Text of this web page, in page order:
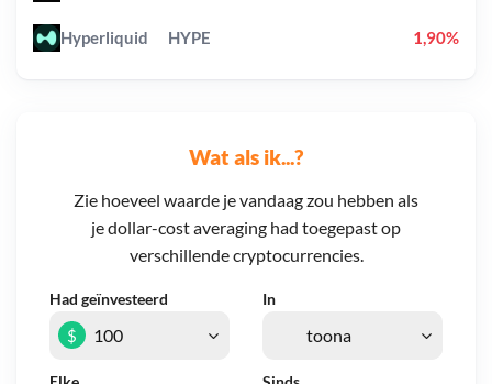
Wat als ik...?
Zie hoeveel waarde je vandaag zou hebben als
je dollar-cost averaging had toegepast op
verschillende cryptocurrencies.
Had geïnvesteerd In
$
Hyperliquid HYPE 1,90%